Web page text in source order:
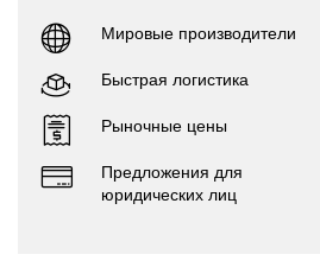
Мировые производители
Быстрая логистика
Рыночные цены
Предложения для
юридических лиц